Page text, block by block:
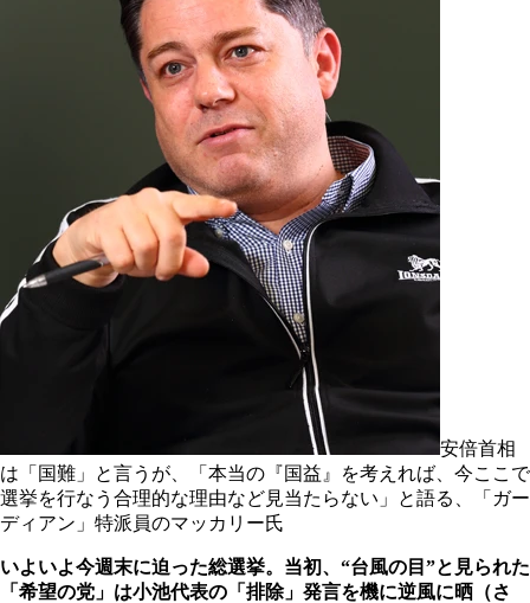
安倍首相
は「国難」と言うが、「本当の『国益』を考えれば、今ここで
選挙を行なう合理的な理由など見当たらない」と語る、「ガー
ディアン」特派員のマッカリー氏
いよいよ今週末に迫った総選挙。当初、“台風の目”と見られた
「希望の党」は小池代表の「排除」発言を機に逆風に晒（さ